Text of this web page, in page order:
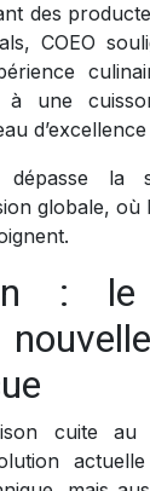
des
COEO
à une
dépasse la
globale,
:
cuite au